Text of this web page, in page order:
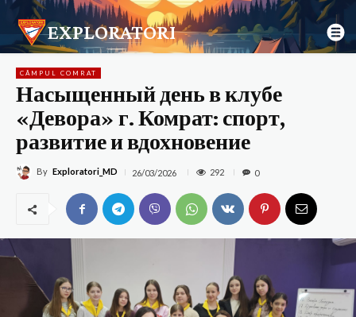
EXPLORATORI
CÂMPUL COMRAT
Насыщенный день в клубе
«Девора» г. Комрат: спорт,
развитие и вдохновение
By Exploratori_MD 26/03/2026 292 0